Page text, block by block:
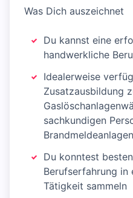
Was Dich auszeichnet
Du kannst eine
handwerkliche
Idealerweise
Zusatzausbildung
sachkundigen
Brandmeldeanlagen
Du konntest
Berufserfahrung in
Tätigkeit sammeln